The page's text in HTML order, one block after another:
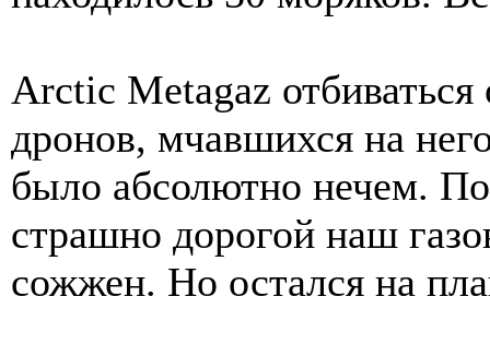
Arctic Metagaz
дронов, мчавшихся на
было абсолютно нечем.
страшно дорогой наш
сожжен. Но остался на